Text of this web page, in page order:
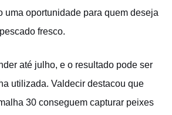
uma oportunidade para quem deseja
fresco.
até julho, e o resultado pode ser
utilizada. Valdecir destacou que
30 conseguem capturar peixes